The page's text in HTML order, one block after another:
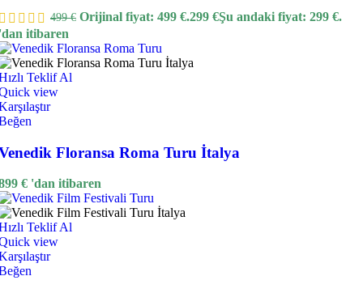
499€ Orijinal fiyat: 499 €.299 €Şu andaki fiyat: 299 €.
itibaren
Teklif Al
view
Floransa Roma Turu İtalya
€ 'dan itibaren
Teklif Al
view